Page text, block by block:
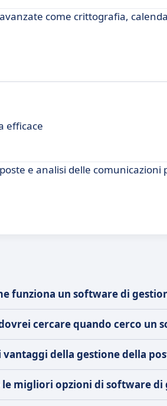
come crittografia,
efficace
e analisi delle
funziona un software di
cercare quando cerco un
vantaggi della gestione della
le migliori opzioni di software di